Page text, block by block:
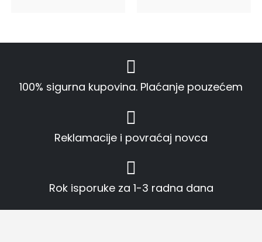
100% sigurna kupovina. Plaćanje pouzećem
Reklamacije i povraćaj novca
Rok isporuke za 1-3 radna dana